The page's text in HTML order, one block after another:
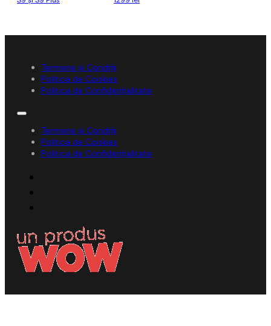
Termene și Condiții
Politica de Cookies
Politica de Confidențialitate
Termene și Condiții
Politica de Cookies
Politica de Confidențialitate